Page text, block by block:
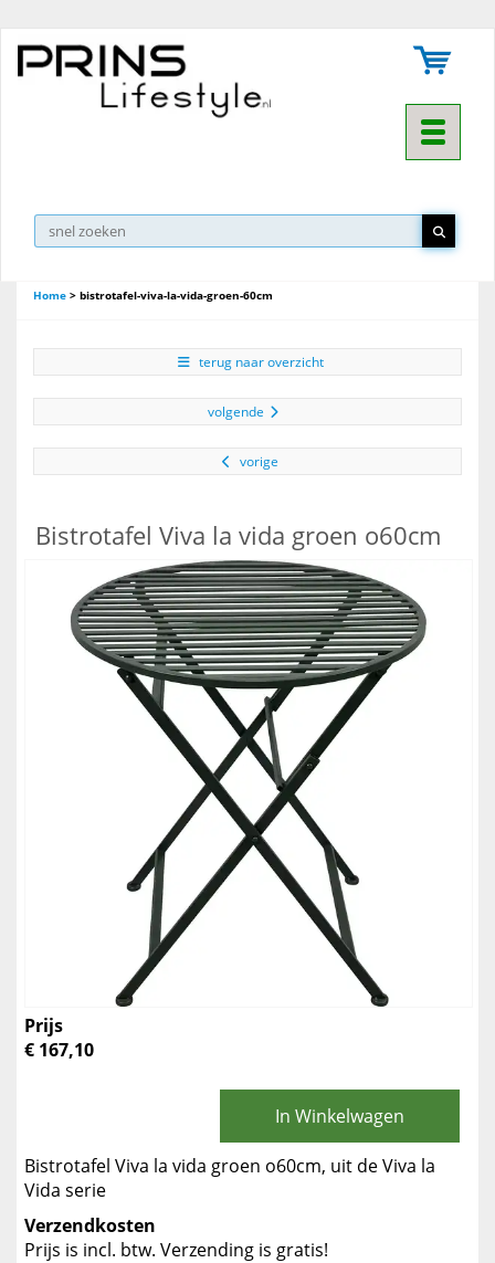
Toggle
Home > bistrotafel-viva-la-vida-groen-60cm
terug naar overzicht
volgende
vorige
Bistrotafel Viva la vida groen o60cm
Prijs
€ 167,10
In Winkelwagen
Bistrotafel Viva la vida groen o60cm, uit de Viva la
Vida serie
Verzendkosten
Prijs is incl. btw. Verzending is gratis!